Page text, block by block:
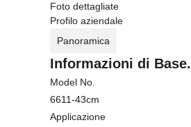
Foto dettagliate
Profilo aziendale
Panoramica
Informazioni di Base.
Model No.
6611-43cm
Applicazione